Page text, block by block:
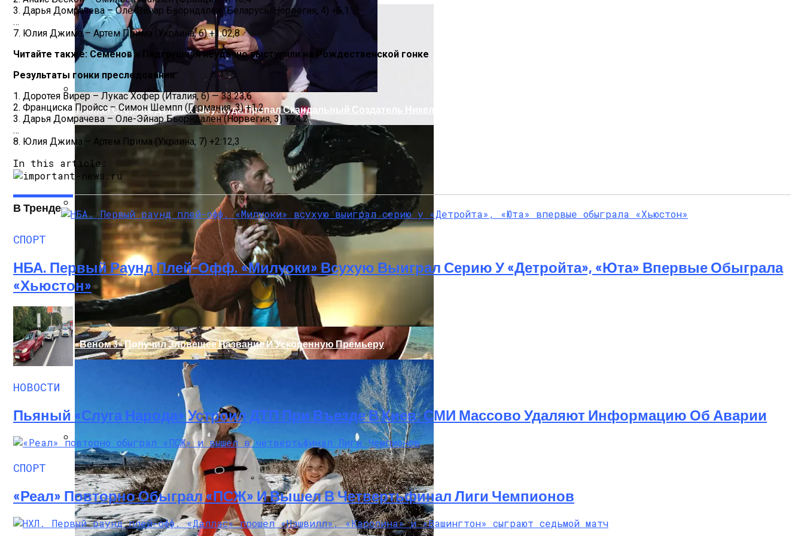
Прокурор Хмельницкой Области Умер От Осложнений Коронавируса
В Египте Госпитализировали 5-Летнюю Украинку С Признаками Изнасилования: Мать Отрицает Насилие
Тёмная Сторона Детских Шоу: Куда Пропал Скандальный Создатель Никелодеона
«Веном 3» Получил Зловещее Название И Ускоренную Премьеру
3. Дарья Домрачева – Оле-Эйнар Бьорндален (Беларусь/Норвегия, 4) +6,1
…
7. Юлия Джима – Артем Прима (Украина, 6) +1:02,8
Читайте также: Семенов и Пидгрушная неудачно выступили на Рождественской гонке
Результаты гонки преследования:
1. Доротея Вирер – Лукас Хофер (Италия, 6) — 33:23,6
2. Франциска Пройсс – Симон Шемпп (Германия, 3) +1,2
3. Дарья Домрачева – Оле-Эйнар Бьорндален (Норвегия, 3) +24,2
…
8. Юлия Джима – Артем Прима (Украина, 7) +2:12,3
In this article:
В Тренде
СПОРТ
НБА. Первый Раунд Плей-Офф. «Милуоки» Всухую Выиграл Серию У «Детройта», «Юта» Впервые Обыграла
«Хьюстон»
НОВОСТИ
Пьяный «слуга Народа» Устроил ДТП При Въезде В Киев: СМИ Массово Удаляют Информацию Об Аварии
СПОРТ
«Реал» Повторно Обыграл «ПСЖ» И Вышел В Четвертьфинал Лиги Чемпионов